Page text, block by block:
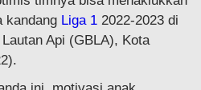
kandang Liga 1 2022-2023 di
Api (GBLA), Kota